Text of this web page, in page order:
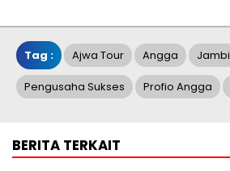
Tag : Ajwa Tour Angga Jambi
Pengusaha Sukses Profio Angga
BERITA TERKAIT